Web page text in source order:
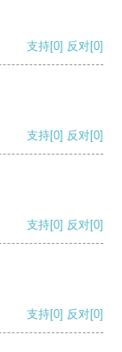
支持[0] 反对[0]
支持[0] 反对[0]
支持[0] 反对[0]
支持[0] 反对[0]